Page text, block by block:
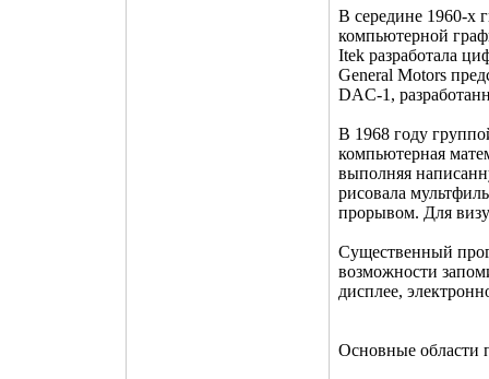
В середине 1960-х
компьютерной
Itek разработала
General Motors
DAC-1,
В 1968 году
компьютерная
выполняя
рисовала
прорывом. Для
Существенный
возможности
дисплее,
Основные области